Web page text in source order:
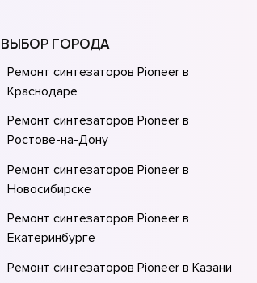
ВЫБОР ГОРОДА
Ремонт синтезаторов Pioneer в
Краснодаре
Ремонт синтезаторов Pioneer в
Ростове-на-Донy
Ремонт синтезаторов Pioneer в
Новосибирске
Ремонт синтезаторов Pioneer в
Екатеринбурге
Ремонт синтезаторов Pioneer в Казани